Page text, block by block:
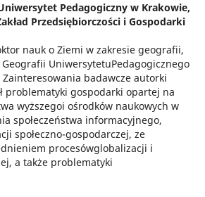
Pedagogiczny w Krakowie,
Przedsiębiorczości i Gospodarki
nauk o Ziemi w zakresie geografii,
UniwersytetuPedagogicznego
Zainteresowania badawcze autorki
problematyki gospodarki opartej na
wyższegoi ośrodków naukowych w
społeczeństwa informacyjnego,
społeczno-gospodarczej, ze
procesówglobalizacji i
a także problematyki